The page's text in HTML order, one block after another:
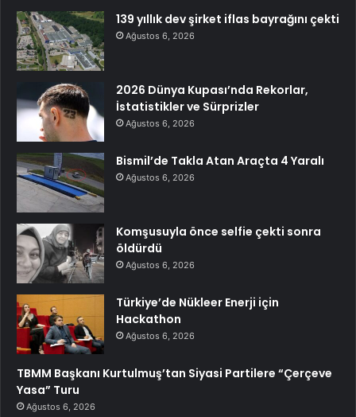
139 yıllık dev şirket iflas bayrağını çekti
Ağustos 6, 2026
2026 Dünya Kupası’nda Rekorlar,
İstatistikler ve Sürprizler
Ağustos 6, 2026
Bismil’de Takla Atan Araçta 4 Yaralı
Ağustos 6, 2026
Komşusuyla önce selfie çekti sonra
öldürdü
Ağustos 6, 2026
Türkiye’de Nükleer Enerji için
Hackathon
Ağustos 6, 2026
TBMM Başkanı Kurtulmuş’tan Siyasi Partilere “Çerçeve
Yasa” Turu
Ağustos 6, 2026